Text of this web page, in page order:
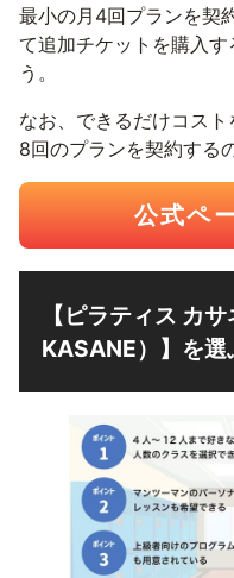
最小の月4回プランを契
て追加チケットを購入
う。
なお、できるだけコス
8回のプランを契約する
公式ペ
【ピラティス カ
KASANE）】を選